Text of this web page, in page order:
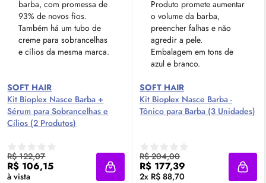
SOFT HAIR
Kit Bioplex Nasce Barba +
Sérum para Sobrancelhas e
Cílios (2 Produtos)
R$ 122,07
R$ 106,15
à vista Adicionar à sacola
SOFT HAIR
Kit Bioplex Nasce Barba -
Tônico para Barba (3 Unidades)
R$ 204,00
R$ 177,39
2x R$ 88,70